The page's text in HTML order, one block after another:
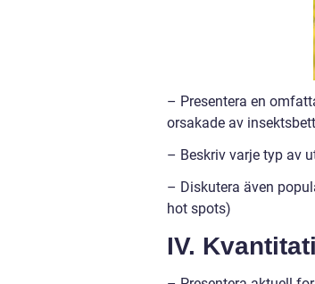
– Presentera en
orsakade av
– Beskriv varje typ av
– Diskutera även
hot spots)
IV.